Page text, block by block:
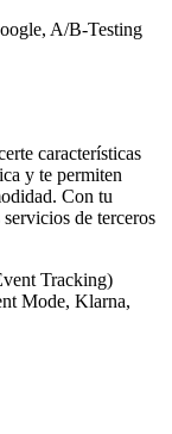
A/B-Testing
características
y te permiten
Con tu
de terceros
Tracking)
Mode, Klarna,